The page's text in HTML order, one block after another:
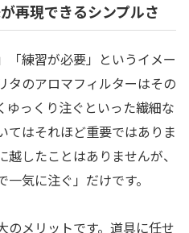
再現できるシンプルさ
「練習が必要」というイメー
タのアロマフィルターはその
ゆっくり注ぐといった繊細な
てはそれほど重要ではありま
したことはありませんが、
気に注ぐ」だけです。
のメリットです。道具に任せ